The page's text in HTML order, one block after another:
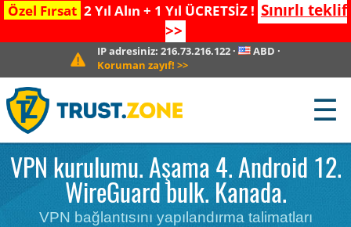
Özel Fırsat 2 Yıl Alın + 1 Yıl ÜCRETSİZ ! Sınırlı teklif
>>
IP adresiniz:216.73.216.122 · ABD ·
Koruman zayıf! >>
☰
VPN kurulumu. Aşama 4. Android 12.
WireGuard bulk. Kanada.
VPN bağlantısını yapılandırma talimatları